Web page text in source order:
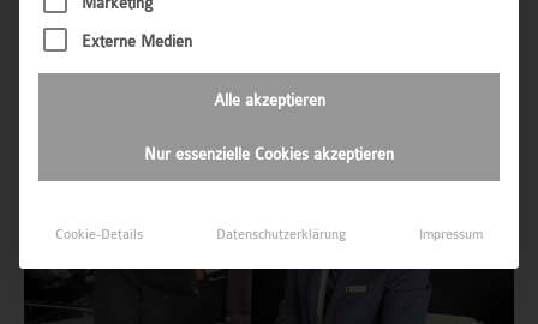
Externe Medien
Alle akzeptieren
Nur essenzielle Cookies akzeptieren
Cookie-Details Datenschutzerklärung Impressum